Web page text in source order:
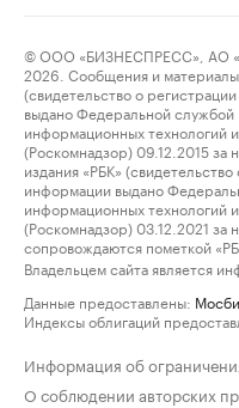
© ООО «БИЗНЕСПРЕСС», АО
2026. Сообщения и материалы
(свидетельство о
выдано Федеральной службой
информационных технологий
(Роскомнадзор) 09.12.2015
издания «РБК»
информации выдано
информационных технологий
(Роскомнадзор) 03.12.2021
сопровождаются пометкой
Владельцем сайта является
Данные предоставлены:
Индексы облигаций
Информация об
О соблюдении авторских